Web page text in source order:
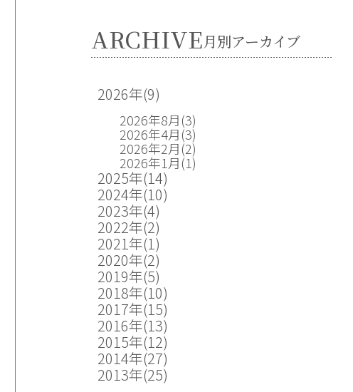
ARCHIVE月別アーカイブ
2026年(9)
2026年8月(3)
2026年4月(3)
2026年2月(2)
2026年1月(1)
2025年(14)
2024年(10)
2023年(4)
2022年(2)
2021年(1)
2020年(2)
2019年(5)
2018年(10)
2017年(15)
2016年(13)
2015年(12)
2014年(27)
2013年(25)